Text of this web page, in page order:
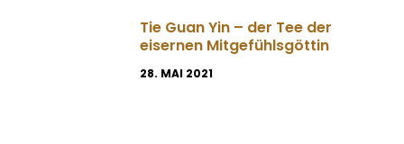
Tie Guan Yin – der Tee der
eisernen Mitgefühlsgöttin
28. MAI 2021